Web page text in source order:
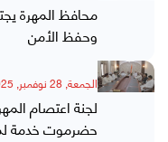
محافظ المهرة
وحفظ الأمن
الجمعة, 28 نوفمبر, 2025
لجنة اعتصام
حضرموت خدمة